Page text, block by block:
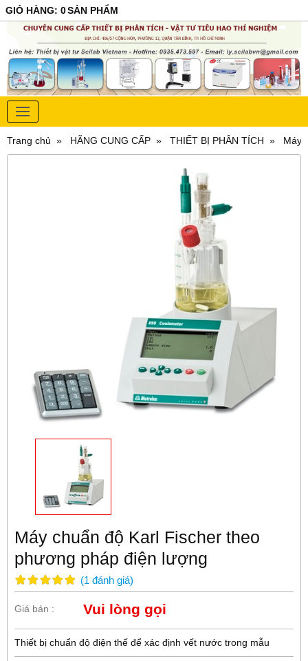
GIỎ HÀNG: 0SẢN PHẨM
Trang chủ HÃNG CUNG CẤP THIẾT BỊ PHÂN TÍCH Máy
Máy chuẩn độ Karl Fischer theo
phương pháp điện lượng
(1 đánh giá)
Giá bán : Vui lòng gọi
Thiết bị chuẩn độ điện thế để xác định vết nước trong mẫu